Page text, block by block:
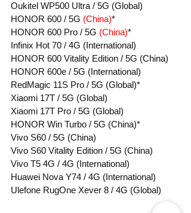
Oukitel WP500 Ultra / 5G (Global)
HONOR 600 / 5G (China)*
HONOR 600 Pro / 5G (China)*
Infinix Hot 70 / 4G (International)
HONOR 600 Vitality Edition / 5G (China)
HONOR 600e / 5G (International)
RedMagic 11S Pro / 5G (Global)*
Xiaomi 17T / 5G (Global)
Xiaomi 17T Pro / 5G (Global)
HONOR Win Turbo / 5G (China)*
Vivo S60 / 5G (China)
Vivo S60 Vitality Edition / 5G (China)
Vivo T5 4G / 4G (International)
Huawei Nova Y74 / 4G (International)
Ulefone RugOne Xever 8 / 4G (Global)